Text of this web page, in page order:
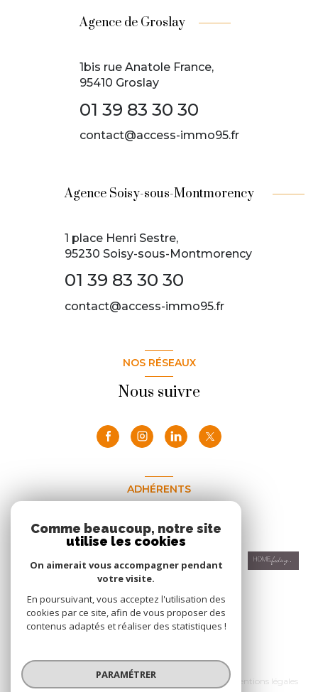
Agence de Groslay
1bis rue Anatole France,
95410 Groslay
01 39 83 30 30
contact@access-immo95.fr
Agence Soisy-sous-Montmorency
1 place Henri Sestre,
95230 Soisy-sous-Montmorency
01 39 83 30 30
contact@access-immo95.fr
NOS RÉSEAUX
Nous suivre
ADHÉRENTS
Nous adhérons
© 2026 | Tous droits réservés
Nos honoraires
Nos partenaires
Mentions légales
Comme beaucoup, notre site
utilise les cookies
On aimerait vous accompagner pendant
votre visite.
En poursuivant, vous acceptez l'utilisation des
cookies par ce site, afin de vous proposer des
contenus adaptés et réaliser des statistiques !
PARAMÉTRER